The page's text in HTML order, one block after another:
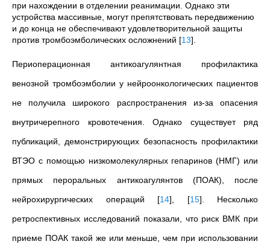
при нахождении в отделении реанимации. Однако эти
устройства массивные, могут препятствовать передвижению
и до конца не обеспечивают удовлетворительной защиты
против тромбоэмболических осложнений [13].
Периоперационная антикоагулянтная профилактика
венозной тромбоэмболии у нейроонкологических пациентов
не получила широкого распространения из-за опасения
внутричерепного кровотечения. Однако существует ряд
публикаций, демонстрирующих безопасность профилактики
ВТЭО с помощью низкомолекулярных гепаринов (НМГ) или
прямых пероральных антикоагулянтов (ПОАК), после
нейрохирургических операций [14], [15]. Несколько
ретроспективных исследований показали, что риск ВМК при
приеме ПОАК такой же или меньше, чем при использовании